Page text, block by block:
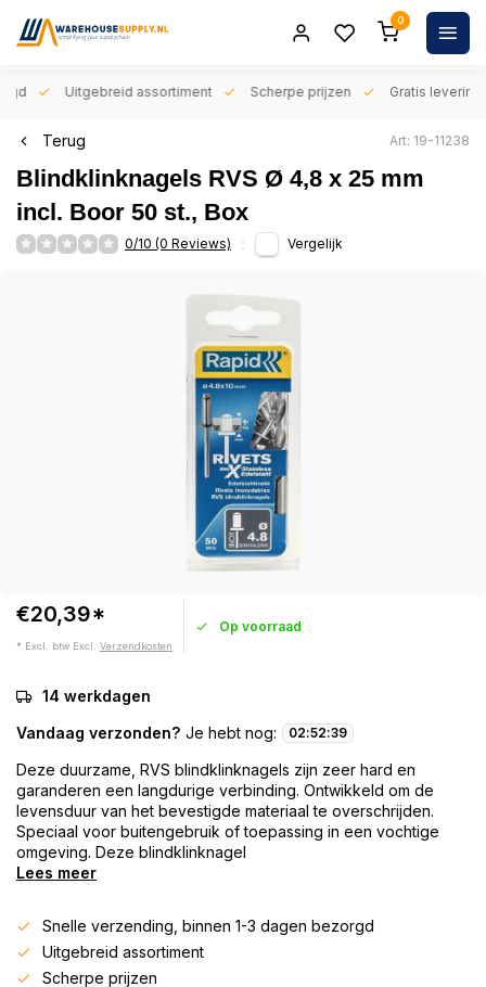
0
Uitgebreid assortiment Scherpe prijzen Gratis levering
Terug Art: 19-11238
Blindklinknagels RVS Ø 4,8 x 25 mm
incl. Boor 50 st., Box
0/10 (0 Reviews) Vergelijk
€20,39*
* Excl. btw Excl. Verzendkosten
Op voorraad
14 werkdagen
Vandaag verzonden? Je hebt nog: 02:52:39
Deze duurzame, RVS blindklinknagels zijn zeer hard en
garanderen een langdurige verbinding. Ontwikkeld om de
levensduur van het bevestigde materiaal te overschrijden.
Speciaal voor buitengebruik of toepassing in een vochtige
omgeving. Deze blindklinknagel
Lees meer
Snelle verzending, binnen 1-3 dagen bezorgd
Uitgebreid assortiment
Scherpe prijzen